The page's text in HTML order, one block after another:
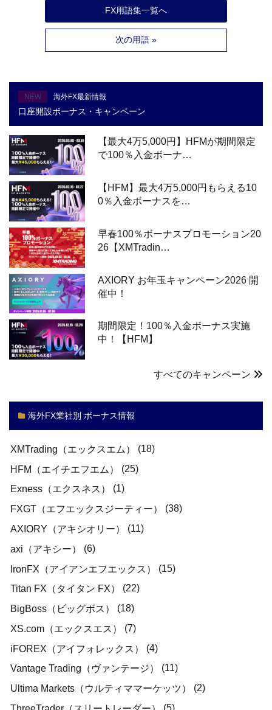
FX用語集一覧へ
次の用語 »
NEW 海外FX最新情報
口座開設ボーナス・キャンペーン
【最大4万5,000円】HFMが期間限定
で100％入金ボーナ…
【HFM】最大4万5,000円もらえる10
0％入金ボーナスを…
早春100％ボーナスプロモーション20
26【XMTradin…
AXIORY お年玉キャンペーン2026 開
催中！
期間限定！100％入金ボーナス実施
中！【HFM】
すべてのキャンペーン
海外FX業社別 ボーナス情報
XMTrading（エックスエム）
(18)
HFM（エイチエフエム）
(25)
Exness（エクスネス）
(1)
FXGT（エフエックスジーティー）
(38)
AXIORY（アキシオリー）
(11)
axi（アキシー）
(6)
IronFX（アイアンエフエックス）
(15)
Titan FX（タイタン FX）
(22)
BigBoss（ビッグボス）
(18)
XS.com（エックスエス）
(7)
iFOREX（アイフォレックス）
(4)
Vantage Trading（ヴァンテージ）
(11)
Ultima Markets（ウルティママーケッツ）
(2)
(5)